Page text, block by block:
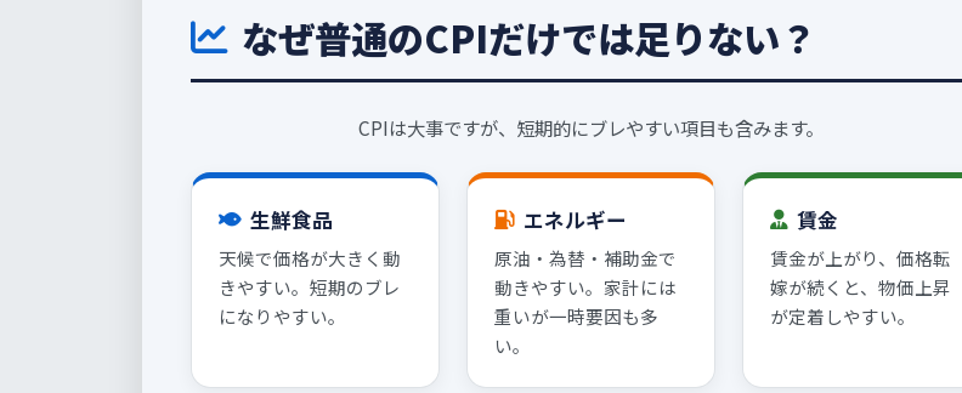
なぜ普通のCPIだけでは足りない？
CPIは大事ですが、短期的にブレやすい項目も含みます。
生鮮食品
天候で価格が大きく動
きやすい。短期のブレ
になりやすい。
エネルギー
原油・為替・補助金で
動きやすい。家計には
重いが一時要因も多
い。
賃金
賃金が上がり、価格転
嫁が続くと、物価上昇
が定着しやすい。